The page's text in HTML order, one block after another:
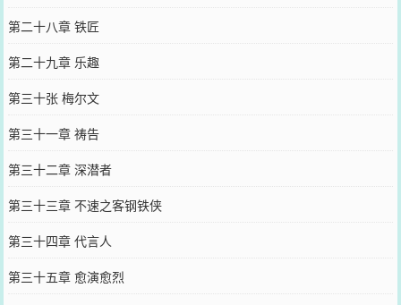
第二十八章 铁匠
第二十九章 乐趣
第三十张 梅尔文
第三十一章 祷告
第三十二章 深潜者
第三十三章 不速之客钢铁侠
第三十四章 代言人
第三十五章 愈演愈烈